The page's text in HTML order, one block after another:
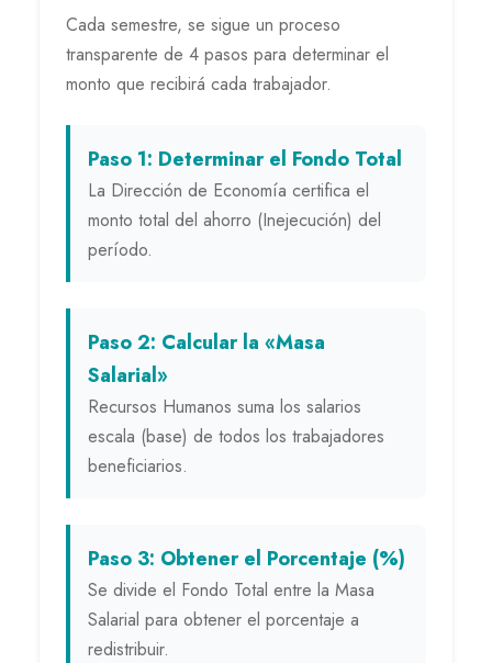
Cada semestre, se sigue un proceso
transparente de 4 pasos para determinar el
monto que recibirá cada trabajador.
Paso 1: Determinar el Fondo Total
La Dirección de Economía certifica el
monto total del ahorro (Inejecución) del
período.
Paso 2: Calcular la «Masa
Salarial»
Recursos Humanos suma los salarios
escala (base) de todos los trabajadores
beneficiarios.
Paso 3: Obtener el Porcentaje (%)
Se divide el Fondo Total entre la Masa
Salarial para obtener el porcentaje a
redistribuir.